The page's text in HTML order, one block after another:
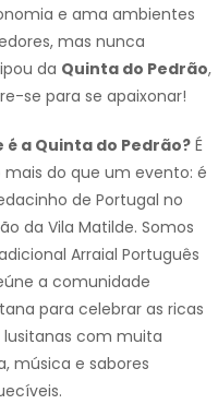
e ama ambientes
mas nunca
da Quinta do Pedrão,
se para se apaixonar!
é a Quinta do Pedrão? É
do que um evento: é
de Portugal no
da Vila Matilde. Somos
Arraial Português
a comunidade
para celebrar as ricas
lusitanas com muita
música e sabores